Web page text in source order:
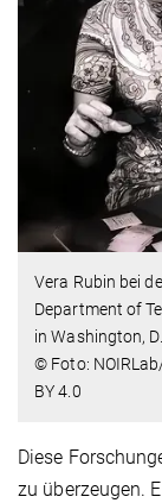
Vera Rubin bei
Department of
in Washington,
© Foto:
BY 4.0
Diese
zu überzeugen.